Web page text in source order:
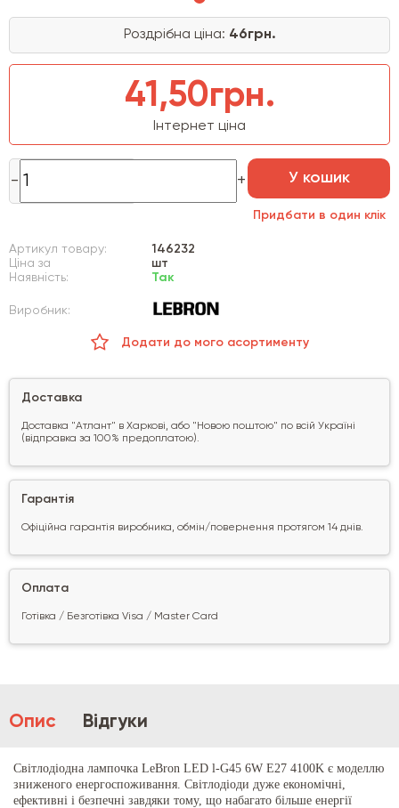
Роздрібна ціна: 46грн.
41,50грн.
Інтернет ціна
У кошик
Придбати в один клік
Артикул товару:
146232
Ціна за
шт
Наявність:
Так
Виробник:
Додати до мого асортименту
Доставка
Доставка "Атлант" в Харкові, або "Новою поштою" по всій Україні
(відправка за 100% предоплатою).
Гарантія
Офіційна гарантія виробника, обмін/повернення протягом 14 днів.
Оплата
Готівка / Безготівка Visa / Master Card
Опис Відгуки
Світлодіодна лампочка LeBron LED l-G45 6W E27 4100K є моделлю
зниженого енергоспоживання. Світлодіоди дуже економічні,
ефективні і безпечні завдяки тому, що набагато більше енергії